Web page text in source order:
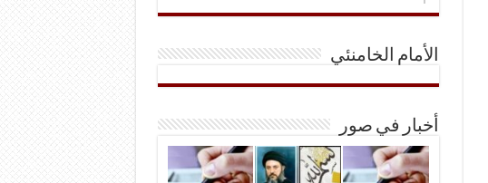
الأمام الخامنئي
أخبار في صور